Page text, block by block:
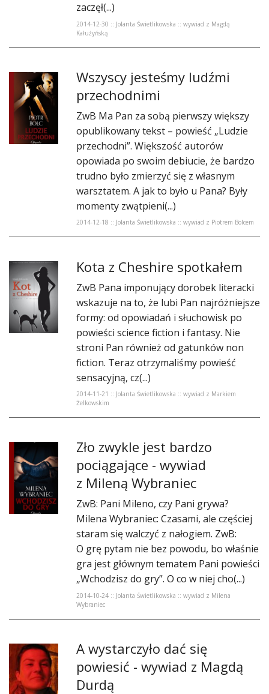
zaczęł(...)
2014-12-30 :: Jolanta Świetlikowska :: wywiad z Magdą
Kałużyńską
Wszyscy jesteśmy ludźmi
przechodnimi
ZwB Ma Pan za sobą pierwszy większy
opublikowany tekst – powieść „Ludzie
przechodni”. Większość autorów
opowiada po swoim debiucie, że bardzo
trudno było zmierzyć się z własnym
warsztatem. A jak to było u Pana? Były
momenty zwątpieni(...)
2014-12-18 :: Jolanta Świetlikowska :: wywiad z Piotrem Bolcem
Kota z Cheshire spotkałem
ZwB Pana imponujący dorobek literacki
wskazuje na to, że lubi Pan najróżniejsze
formy: od opowiadań i słuchowisk po
powieści science fiction i fantasy. Nie
stroni Pan również od gatunków non
fiction. Teraz otrzymaliśmy powieść
sensacyjną, cz(...)
2014-11-21 :: Jolanta Świetlikowska :: wywiad z Markiem
Żelkowskim
Zło zwykle jest bardzo
pociągające - wywiad
z Mileną Wybraniec
ZwB: Pani Mileno, czy Pani grywa?
Milena Wybraniec: Czasami, ale częściej
staram się walczyć z nałogiem. ZwB:
O grę pytam nie bez powodu, bo właśnie
gra jest głównym tematem Pani powieści
„Wchodzisz do gry”. O co w niej cho(...)
2014-10-24 :: Jolanta Świetlikowska :: wywiad z Milena
Wybraniec
A wystarczyło dać się
powiesić - wywiad z Magdą
Durdą